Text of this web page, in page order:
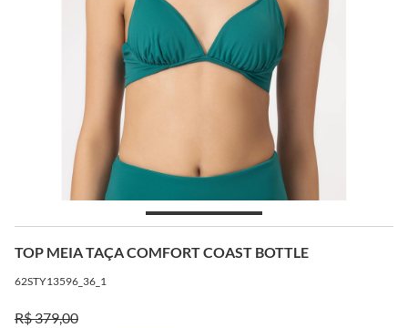
TOP MEIA TAÇA COMFORT COAST BOTTLE
62STY13596_36_1
R$ 379,00